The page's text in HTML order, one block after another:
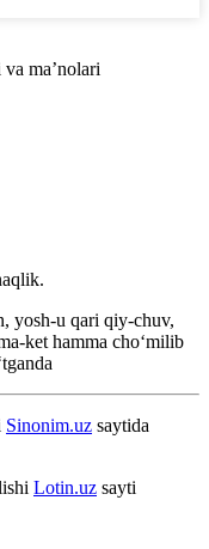
ma’nolari
yosh-u qari qiy-chuv,
ket hamma choʻmilib
Sinonim.uz saytida
Lotin.uz sayti